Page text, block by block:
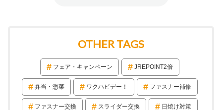
OTHER TAGS
フェア・キャンペーン JREPOINT2倍
弁当・惣菜 ワクハピデー！ ファスナー補修
ファスナー交換 スライダー交換 日焼け対策